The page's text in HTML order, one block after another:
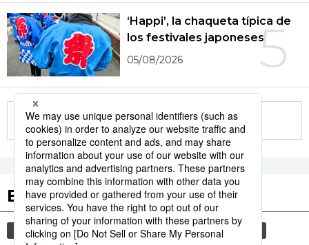
5
‘Happi’, la chaqueta típica de
los festivales japoneses
05/08/2026
More in this series
Etiquetas destacadas
cultura gastronomía sociedad vida